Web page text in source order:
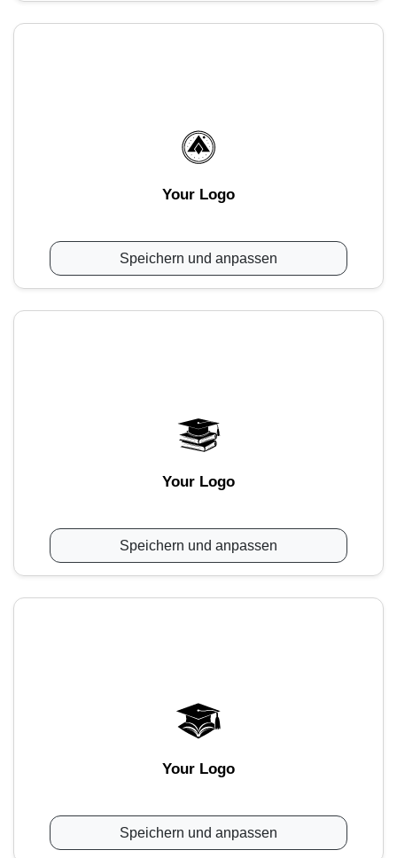
Your Logo
Speichern und anpassen
Your Logo
Speichern und anpassen
Your Logo
Speichern und anpassen